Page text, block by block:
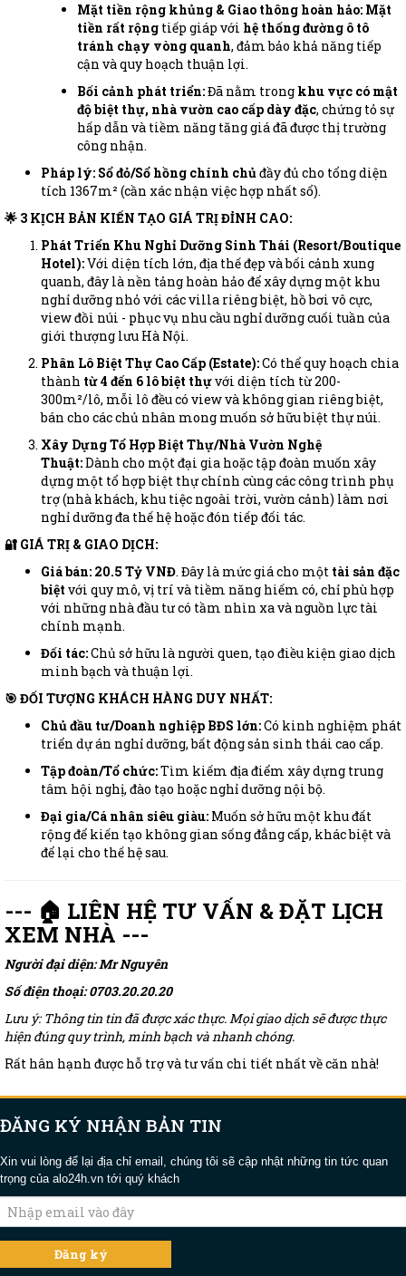
Mặt tiền rộng khủng & Giao thông hoàn hảo: Mặt
tiền rất rộng tiếp giáp với hệ thống đường ô tô
tránh chạy vòng quanh, đảm bảo khả năng tiếp
cận và quy hoạch thuận lợi.
Bối cảnh phát triển:Đã nằm trongkhu vực có mật
độ biệt thự, nhà vườn cao cấp dày đặc, chứng tỏ sự
hấp dẫn và tiềm năng tăng giá đã được thị trường
công nhận.
Pháp lý: Sổ đỏ/Sổ hồng chính chủđầy đủ cho tổng diện
tích 1367m² (cần xác nhận việc hợp nhất sổ).
🌟 3 KỊCH BẢN KIẾN TẠO GIÁ TRỊ ĐỈNH CAO:
Phát Triển Khu Nghỉ Dưỡng Sinh Thái (Resort/Boutique
Hotel):Với diện tích lớn, địa thế đẹp và bối cảnh xung
quanh, đây là nền tảng hoàn hảo để xây dựng một khu
nghỉ dưỡng nhỏ với các villa riêng biệt, hồ bơi vô cực,
view đồi núi - phục vụ nhu cầu nghỉ dưỡng cuối tuần của
giới thượng lưu Hà Nội.
Phân Lô Biệt Thự Cao Cấp (Estate):Có thể quy hoạch chia
thành từ 4 đến 6 lô biệt thựvới diện tích từ 200-
300m²/lô, mỗi lô đều có view và không gian riêng biệt,
bán cho các chủ nhân mong muốn sở hữu biệt thự núi.
Xây Dựng Tổ Hợp Biệt Thự/Nhà Vườn Nghệ
Thuật:Dành cho một đại gia hoặc tập đoàn muốn xây
dựng một tổ hợp biệt thự chính cùng các công trình phụ
trợ (nhà khách, khu tiệc ngoài trời, vườn cảnh) làm nơi
nghỉ dưỡng đa thế hệ hoặc đón tiếp đối tác.
🔐 GIÁ TRỊ & GIAO DỊCH:
Giá bán: 20.5 Tỷ VNĐ. Đây là mức giá cho một tài sản đặc
biệt với quy mô, vị trí và tiềm năng hiếm có, chỉ phù hợp
với những nhà đầu tư có tầm nhìn xa và nguồn lực tài
chính mạnh.
Đối tác:Chủ sở hữu là người quen, tạo điều kiện giao dịch
minh bạch và thuận lợi.
🎯 ĐỐI TƯỢNG KHÁCH HÀNG DUY NHẤT:
Chủ đầu tư/Doanh nghiệp BĐS lớn:Có kinh nghiệm phát
triển dự án nghỉ dưỡng, bất động sản sinh thái cao cấp.
Tập đoàn/Tổ chức:Tìm kiếm địa điểm xây dựng trung
tâm hội nghị, đào tạo hoặc nghỉ dưỡng nội bộ.
Đại gia/Cá nhân siêu giàu: Muốn sở hữu một khu đất
rộng để kiến tạo không gian sống đẳng cấp, khác biệt và
để lại cho thế hệ sau.
--- 🏠 LIÊN HỆ TƯ VẤN & ĐẶT LỊCH
XEM NHÀ ---
Người đại diện: Mr Nguyên
Số điện thoại: 0703.20.20.20
Lưu ý: Thông tin tin đã được xác thực. Mọi giao dịch sẽ được thực
hiện đúng quy trình, minh bạch và nhanh chóng.
Rất hân hạnh được hỗ trợ và tư vấn chi tiết nhất về căn nhà!
ĐĂNG KÝ NHẬN BẢN TIN
Xin vui lòng để lại địa chỉ email, chúng tôi sẽ cập nhật những tin tức quan
trọng của alo24h.vn tới quý khách